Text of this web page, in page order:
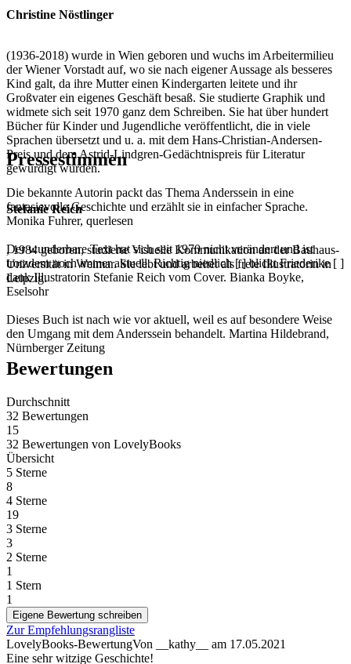
Christine Nöstlinger
(1936-2018) wurde in Wien geboren und wuchs im Arbeitermilieu
der Wiener Vorstadt auf, wo sie nach eigener Aussage als besseres
Kind galt, da ihre Mutter einen Kindergarten leitete und ihr
Großvater ein eigenes Geschäft besaß. Sie studierte Graphik und
widmete sich seit 1970 ganz dem Schreiben. Sie hat über hundert
Bücher für Kinder und Jugendliche veröffentlicht, die in viele
Sprachen übersetzt und u. a. mit dem Hans-Christian-Andersen-
Preis und dem Astrid-Lindgren-Gedächtnispreis für Literatur
gewürdigt wurden.
Stefanie Reich
, 1984 geboren, studierte Visuelle Kommunikation an der Bauhaus-
Universität in Weimar. Sie lebt und arbeitet als freie Illustratorin in
Leipzig.
Pressestimmen
Die bekannte Autorin packt das Thema Anderssein in eine
fantasievolle Geschichte und erzählt sie in einfacher Sprache.
Monika Fuhrer, querlesen
Der wunderbare Text hat sich seit 1970 nicht verändert und ist
trotzdem noch immer aktuell. Richtig niedlich [ ] blickt Friederike [ ]
dank Illustratorin Stefanie Reich vom Cover. Bianka Boyke,
Eselsohr
Dieses Buch ist nach wie vor aktuell, weil es auf besondere Weise
den Umgang mit dem Anderssein behandelt. Martina Hildebrand,
Nürnberger Zeitung
Bewertungen
Durchschnitt
32 Bewertungen
15
32 Bewertungen von LovelyBooks
Übersicht
5 Sterne
8
4 Sterne
19
3 Sterne
3
2 Sterne
1
1 Stern
1
Eigene Bewertung schreiben
Zur Empfehlungsrangliste
LovelyBooks-BewertungVon __kathy__ am 17.05.2021
Eine sehr witzige Geschichte!